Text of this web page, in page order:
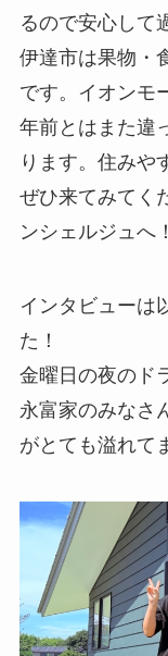
るので安心して
伊達市は果物・
です。イオンモ
年前とはまた違
ります。住みや
ぜひ来てみてく
ンシェルジュへ！
インタビューは
た！
金曜日の夜のド
永富家のみなさ
がとても溢れて